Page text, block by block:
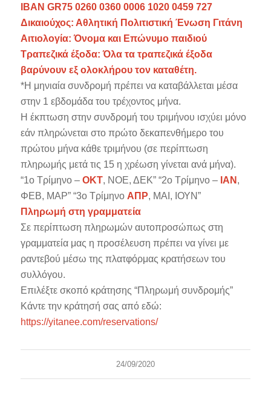
ΙΒΑΝ GR75 0260 0360 0006 1020 0459 727
Δικαιούχος: Αθλητική Πολιτιστική Ένωση Γιτάνη
Αιτιολογία: Όνομα και Επώνυμο παιδιού
Τραπεζικά έξοδα: Όλα τα τραπεζικά έξοδα
βαρύνουν εξ ολοκλήρου τον καταθέτη.
*Η μηνιαία συνδρομή πρέπει να καταβάλλεται μέσα
στην 1 εβδομάδα του τρέχοντος μήνα.
Η έκπτωση στην συνδρομή του τριμήνου ισχύει μόνο
εάν πληρώνεται στο πρώτο δεκαπενθήμερο του
πρώτου μήνα κάθε τριμήνου (σε περίπτωση
πληρωμής μετά τις 15 η χρέωση γίνεται ανά μήνα).
“1ο Τρίμηνο – ΟΚΤ, ΝΟΕ, ΔΕΚ” “2ο Τρίμηνο – ΙΑΝ ,
ΦΕΒ, ΜΑΡ” “3ο Τρίμηνο ΑΠΡ, ΜΑΙ, ΙΟΥΝ”
Πληρωμή στη γραμματεία
Σε περίπτωση πληρωμών αυτοπροσώπως στη
γραμματεία μας η προσέλευση πρέπει να γίνει με
ραντεβού μέσω της πλατφόρμας κρατήσεων του
συλλόγου.
Επιλέξτε σκοπό κράτησης “Πληρωμή συνδρομής”
Κάντε την κράτησή σας από εδώ:
https://yitanee.com/reservations/
24/09/2020